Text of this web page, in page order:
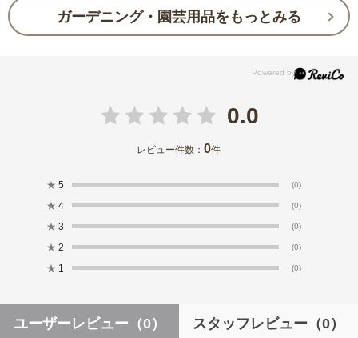
ガーデニング・園芸用品をもっとみる
0.0
レビュー件数：0件
★ 5 (0)
★ 4 (0)
★ 3 (0)
★ 2 (0)
★ 1 (0)
ユーザーレビュー （0） スタッフレビュー （0）